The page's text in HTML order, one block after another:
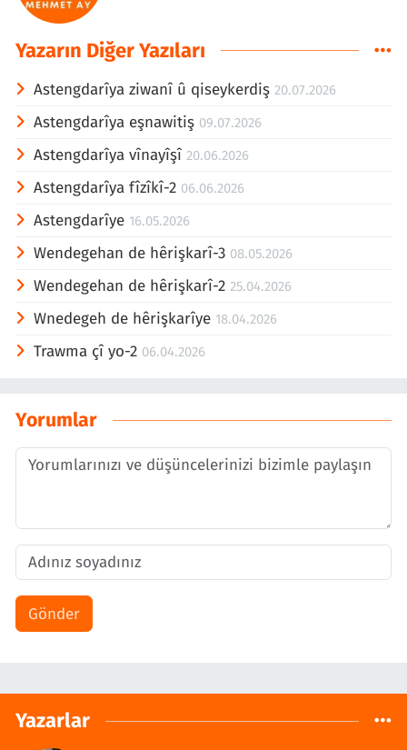
Yazarın Diğer Yazıları
Astengdarîya ziwanî û qiseykerdiş 20.07.2026
Astengdarîya eşnawitiş 09.07.2026
Astengdarîya vînayîşî 20.06.2026
Astengdarîya fîzîkî-2 06.06.2026
Astengdarîye 16.05.2026
Wendegehan de hêrişkarî-3 08.05.2026
Wendegehan de hêrişkarî-2 25.04.2026
Wnedegeh de hêrişkarîye 18.04.2026
Trawma çî yo-2 06.04.2026
Yorumlar
Gönder
Yazarlar